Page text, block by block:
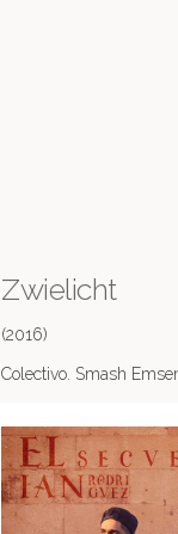
Zwielicht
(2016)
Colectivo. Smash